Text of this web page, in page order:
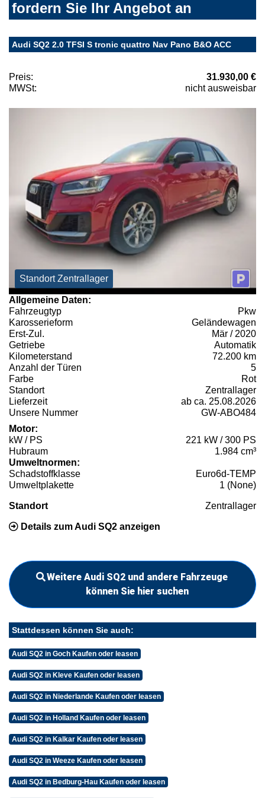
fordern Sie Ihr Angebot an
Audi SQ2 2.0 TFSI S tronic quattro Nav Pano B&O ACC
Preis:
31.930,00 €
MWSt:
nicht ausweisbar
Standort Zentrallager
Allgemeine Daten:
Fahrzeugtyp
Pkw
Karosserieform
Geländewagen
Erst-Zul.
Mär / 2020
Getriebe
Automatik
Kilometerstand
72.200 km
Anzahl der Türen
5
Farbe
Rot
Standort
Zentrallager
Lieferzeit
ab ca. 25.08.2026
Unsere Nummer
GW-ABO484
Motor:
kW / PS
221 kW / 300 PS
Hubraum
1.984 cm³
Umweltnormen:
Schadstoffklasse
Euro6d-TEMP
Umweltplakette
1 (None)
Standort Zentrallager
Details zum Audi SQ2 anzeigen
Weitere Audi SQ2 und andere Fahrzeuge
können Sie hier suchen
Stattdessen können Sie auch:
Audi SQ2 in Goch Kaufen oder leasen
Audi SQ2 in Kleve Kaufen oder leasen
Audi SQ2 in Niederlande Kaufen oder leasen
Audi SQ2 in Holland Kaufen oder leasen
Audi SQ2 in Kalkar Kaufen oder leasen
Audi SQ2 in Weeze Kaufen oder leasen
Audi SQ2 in Bedburg-Hau Kaufen oder leasen